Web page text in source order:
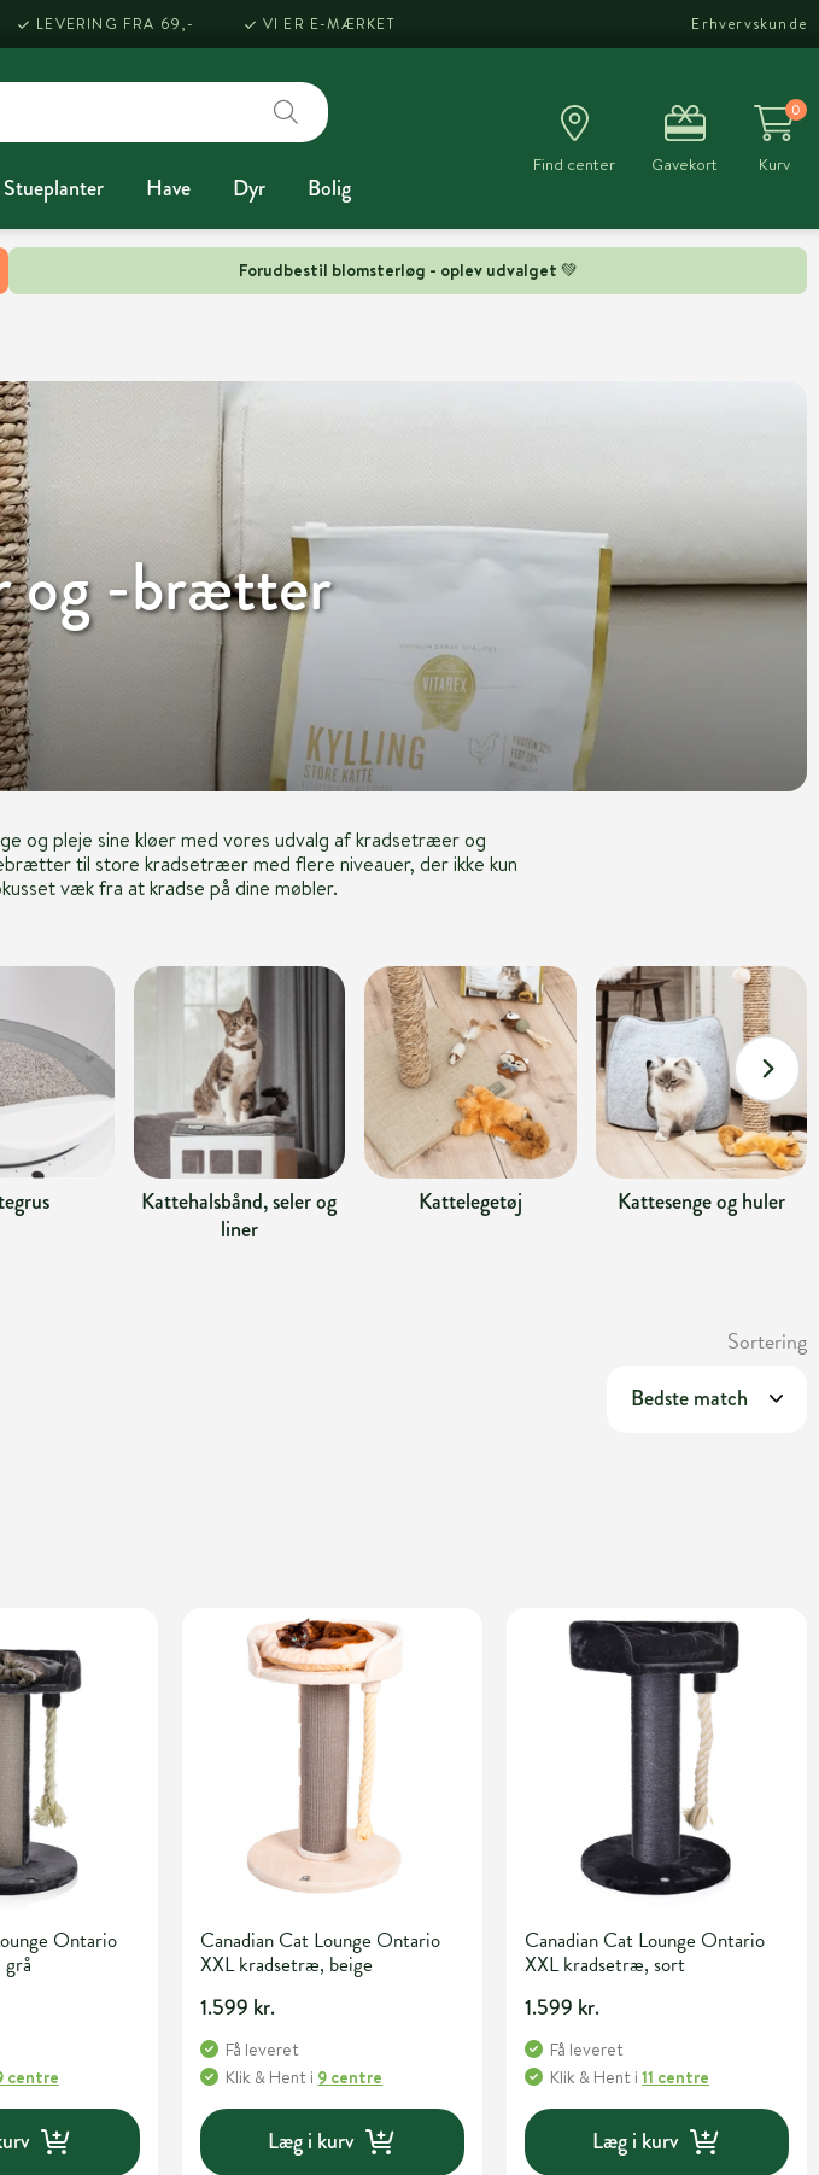
Forudbestil blomsterløg - oplev udvalget 💚
LEVERING FRA 69,- VI ER E-MÆRKET Erhvervskunde
Stueplanter Have Dyr Bolig
Find center Gavekort
0
Kurv
og -brætter
og pleje sine kløer med vores udvalg af kradsetræer og
til store kradsetræer med flere niveauer, der ikke kun
væk fra at kradse på dine møbler.
Kattehalsbånd, seler og
liner
Kattelegetøj Kattesenge og huler
Sortering
Ontario
centre
Canadian Cat Lounge Ontario
XXL kradsetræ, beige
1.599 kr.
Få leveret
Klik & Hent i 9 centre
Læg i kurv
Canadian Cat Lounge Ontario
XXL kradsetræ, sort
1.599 kr.
Få leveret
Klik & Hent i11 centre
Læg i kurv